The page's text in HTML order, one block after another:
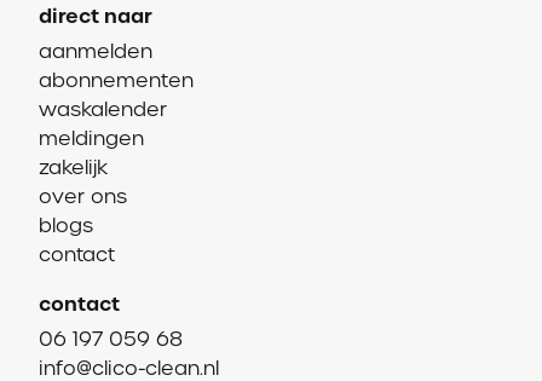
direct naar
aanmelden
abonnementen
waskalender
meldingen
zakelijk
over ons
blogs
contact
contact
06 197 059 68
info@clico-clean.nl